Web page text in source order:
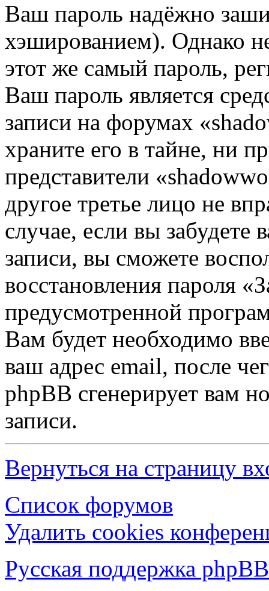
Ваш пароль надёжно
хэшированием). Однако
этот же самый пароль,
Ваш пароль является
записи на форумах
храните его в тайне, ни
представители
другое третье лицо не
случае, если вы
записи, вы сможете
восстановления пароля
предусмотренной
Вам будет необходимо
ваш адрес email, после
phpBB сгенерирует вам
записи.
Вернуться на страницу
Список форумов
Удалить cookies
Русская поддержка phpBB